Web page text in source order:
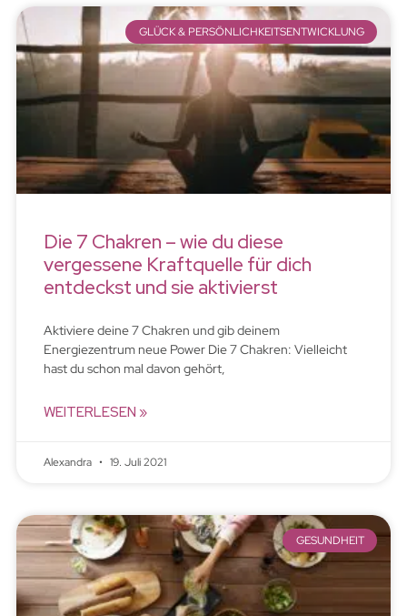
GLÜCK & PERSÖNLICHKEITSENTWICKLUNG
Die 7 Chakren – wie du diese
vergessene Kraftquelle für dich
entdeckst und sie aktivierst
Aktiviere deine 7 Chakren und gib deinem
Energiezentrum neue Power Die 7 Chakren: Vielleicht
hast du schon mal davon gehört,
WEITERLESEN »
Alexandra 19. Juli 2021
GESUNDHEIT